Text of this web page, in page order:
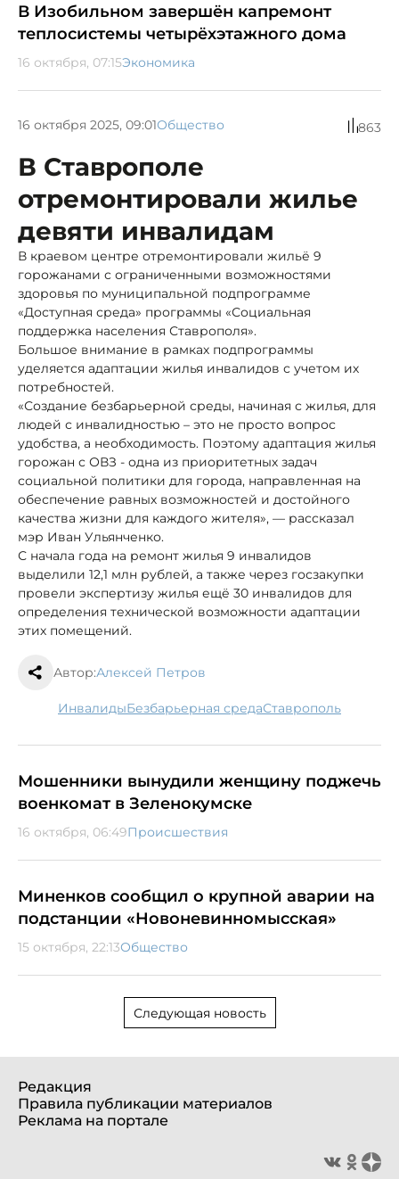
В Изобильном завершён капремонт
теплосистемы четырёхэтажного дома
16 октября, 07:15Экономика
16 октября 2025, 09:01Общество 863
В Ставрополе
отремонтировали жилье
девяти инвалидам
В краевом центре отремонтировали жильё 9
горожанами с ограниченными возможностями
здоровья по муниципальной подпрограмме
«Доступная среда» программы «Социальная
поддержка населения Ставрополя».
Большое внимание в рамках подпрограммы
уделяется адаптации жилья инвалидов с учетом их
потребностей.
«Создание безбарьерной среды, начиная с жилья, для
людей с инвалидностью – это не просто вопрос
удобства, а необходимость. Поэтому адаптация жилья
горожан с ОВЗ - одна из приоритетных задач
социальной политики для города, направленная на
обеспечение равных возможностей и достойного
качества жизни для каждого жителя», — рассказал
мэр Иван Ульянченко.
С начала года на ремонт жилья 9 инвалидов
выделили 12,1 млн рублей, а также через госзакупки
провели экспертизу жилья ещё 30 инвалидов для
определения технической возможности адаптации
этих помещений.
Автор:Алексей Петров
инвалиды безбарьерная среда Ставрополь
Мошенники вынудили женщину поджечь
военкомат в Зеленокумске
16 октября, 06:49Происшествия
Миненков сообщил о крупной аварии на
подстанции «Новоневинномысская»
15 октября, 22:13Общество
Следующая новость
Редакция
Правила публикации материалов
Реклама на портале